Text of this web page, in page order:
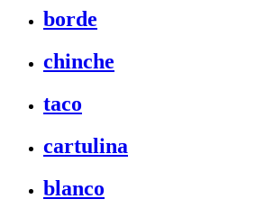
borde
chinche
taco
cartulina
blanco